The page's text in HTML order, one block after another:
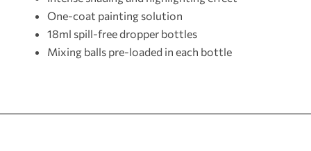
One-coat painting solution
18ml spill-free dropper bottles
Mixing balls pre-loaded in each bottle